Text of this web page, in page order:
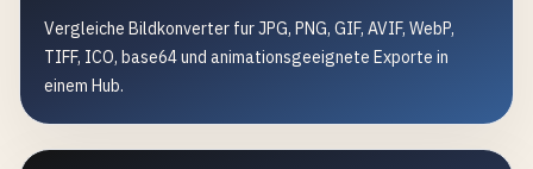
Vergleiche Bildkonverter fur JPG, PNG, GIF, AVIF, WebP,
TIFF, ICO, base64 und animationsgeeignete Exporte in
einem Hub.